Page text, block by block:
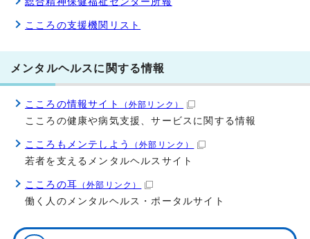
こころの支援機関リスト
メンタルヘルスに関する情報
こころの情報サイト （外部リンク）
こころの健康や病気支援、サービスに関する情報
こころもメンテしよう （外部リンク）
若者を支えるメンタルヘルスサイト
こころの耳 （外部リンク）
働く人のメンタルヘルス・ポータルサイト